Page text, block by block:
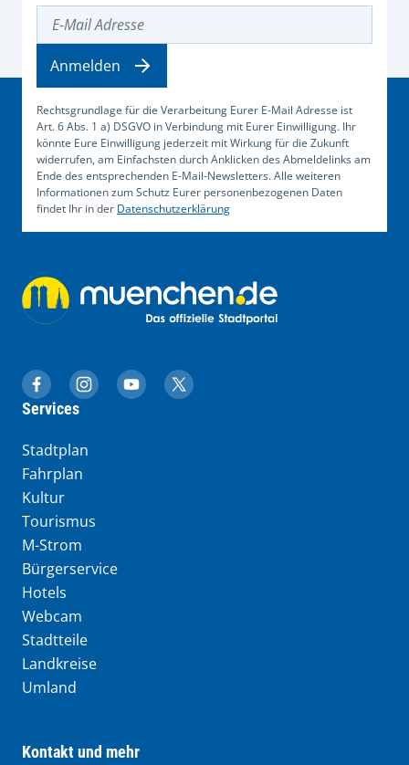
Rechtsgrundlage für die Verarbeitung Eurer E-Mail Adresse ist
Art. 6 Abs. 1 a) DSGVO in Verbindung mit Eurer Einwilligung. Ihr
könnte Eure Einwilligung jederzeit mit Wirkung für die Zukunft
widerrufen, am Einfachsten durch Anklicken des Abmeldelinks am
Ende des entsprechenden E-Mail-Newsletters. Alle weiteren
Informationen zum Schutz Eurer personenbezogenen Daten
findet Ihr in der Datenschutzerklärung
Anmelden
muenchen.de auf Facebook
muenchen.de auf Instagram
muenchen.de auf YouTube
muenchen.de auf X
Services
Stadtplan
Fahrplan
Kultur
Tourismus
M-Strom
Bürgerservice
Hotels
Webcam
Stadtteile
Landkreise
Umland
Kontakt und mehr